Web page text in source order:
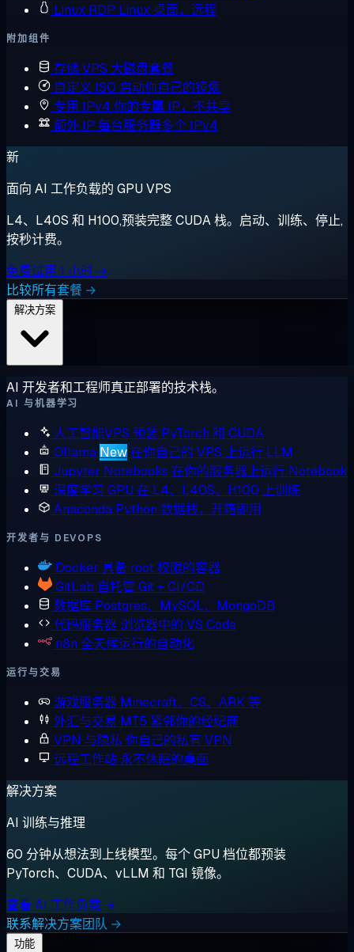
Linux RDP Linux 桌面，远程
附加组件
存储 VPS 大磁盘套餐
自定义 ISO 启动你自己的镜像
专用 IPv4 你的专属 IP，不共享
额外 IP 每台服务器多个 IPv4
新
面向 AI 工作负载的 GPU VPS
L4、L40S 和 H100,预装完整 CUDA 栈。启动、训练、停止,
按秒计费。
免费试用 1 小时 →
比较所有套餐 →
AI 开发者和工程师真正部署的技术栈。
AI 与机器学习
人工智能VPS 预装 PyTorch 和 CUDA
Ollama New在你自己的 VPS 上运行 LLM
Jupyter Notebooks 在你的服务器上运行 Notebook
深度学习 GPU 在 L4、L40S、H100 上训练
Anaconda Python 数据栈，开箱即用
开发者与 DEVOPS
Docker 具备 root 权限的容器
GitLab 自托管 Git + CI/CD
数据库 Postgres、MySQL、MongoDB
代码服务器 浏览器中的 VS Code
n8n 全天候运行的自动化
运行与交易
游戏服务器 Minecraft、CS、ARK 等
外汇与交易 MT5 紧邻你的经纪商
VPN 与隐私 你自己的私有 VPN
远程工作站 永不休眠的桌面
解决方案
AI 训练与推理
60 分钟从想法到上线模型。每个 GPU 档位都预装
PyTorch、CUDA、vLLM 和 TGI 镜像。
查看 AI 工作负载 →
联系解决方案团队 →